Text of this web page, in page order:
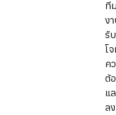
ที
ง
รับ
โ
ค
ต้
แ
ล